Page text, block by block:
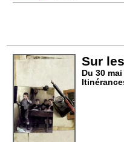
Sur
Du 30